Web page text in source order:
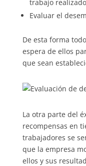
trabajo realizado
Evaluar el
De esta forma
espera de ellos
que sean
La otra parte del
recompensas en
trabajadores se
que la empresa
ellos y sus